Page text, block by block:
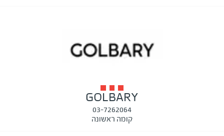
GOLBARY
03-7262064
קומה ראשונה